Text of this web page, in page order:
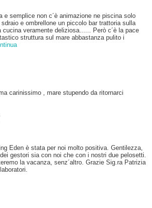
e semplice non c´è animazione ne piscina solo
e ombrellone un piccolo bar trattoria sulla
cucina veramente deliziosa...... Però c´è la pace
struttura sul mare abbastanza pulito i
carinissimo , mare stupendo da ritornarci
Eden è stata per noi molto positiva. Gentilezza,
gestori sia con noi che con i nostri due pelosetti.
la vacanza, senz´altro. Grazie Sig.ra Patrizia